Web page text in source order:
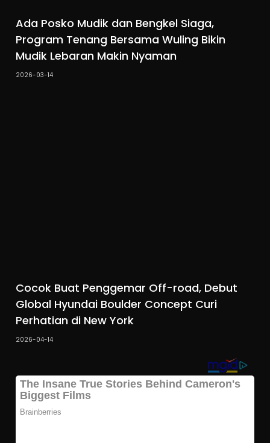
Ada Posko Mudik dan Bengkel Siaga,
Program Tenang Bersama Wuling Bikin
Mudik Lebaran Makin Nyaman
2026-03-14
Cocok Buat Penggemar Off-road, Debut
Global Hyundai Boulder Concept Curi
Perhatian di New York
2026-04-14